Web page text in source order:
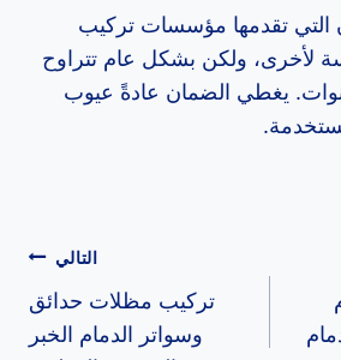
التي تقدمها مؤسسات تركيب
لأخرى، ولكن بشكل عام تتراوح
يغطي الضمان عادةً عيوب
التالي
تركيب مظلات حدائق
وسواتر الدمام الخبر